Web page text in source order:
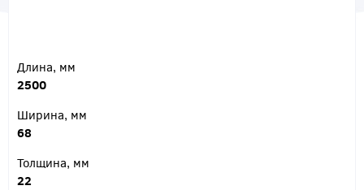
Длина, мм
2500
Ширина, мм
68
Толщина, мм
22